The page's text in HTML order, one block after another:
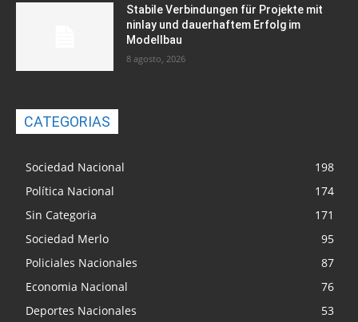
Stabile Verbindungen für Projekte mit
ninlay und dauerhaftem Erfolg im
Modellbau
8 agosto, 2026
CATEGORIAS
Sociedad Nacional
198
Política Nacional
174
Sin Categoria
171
Sociedad Merlo
95
Policiales Nacionales
87
Economia Nacional
76
Deportes Nacionales
53